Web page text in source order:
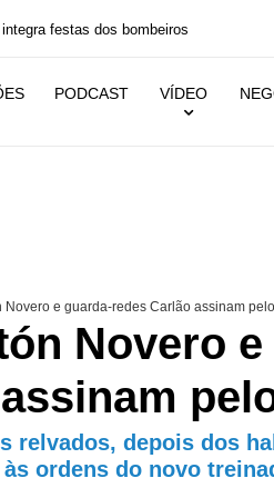
dos bombeiros
PODCAST VÍDEO
Novero e guarda-redes Carlão assinam
Novero
relvados, depois dos
ordens do novo